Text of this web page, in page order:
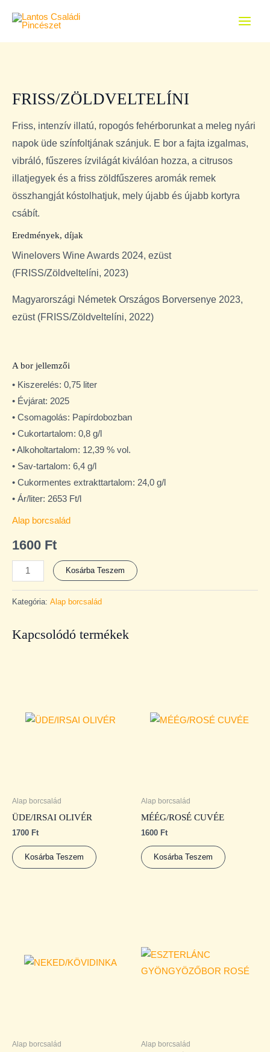
FRISS/ZÖLDVELTELÍNI
Friss, intenzív illatú, ropogós fehérborunkat a meleg nyári
napok üde színfoltjának szánjuk. E bor a fajta izgalmas,
vibráló, fűszeres ízvilágát kiválóan hozza, a citrusos
illatjegyek és a friss zöldfűszeres aromák remek
összhangját kóstolhatjuk, mely újabb és újabb kortyra
csábít.
Eredmények, díjak
Winelovers Wine Awards 2024, ezüst
(FRISS/Zöldveltelíni, 2023)
Magyarországi Németek Országos Borversenye 2023,
ezüst (FRISS/Zöldveltelíni, 2022)
A bor jellemzői
• Kiszerelés: 0,75 liter
• Évjárat: 2025
• Csomagolás: Papírdobozban
• Cukortartalom: 0,8 g/l
• Alkoholtartalom: 12,39 % vol.
• Sav-tartalom: 6,4 g/l
• Cukormentes extrakttartalom: 24,0 g/l
• Ár/liter: 2653 Ft/l
Alap borcsalád
1600 Ft
Kosárba Teszem
Kategória: Alap borcsalád
Kapcsolódó termékek
Alap borcsalád
ÜDE/IRSAI OLIVÉR
1700 Ft
Kosárba Teszem
Alap borcsalád
MÉÉG/ROSÉ CUVÉE
1600 Ft
Kosárba Teszem
Alap borcsalád Alap borcsalád